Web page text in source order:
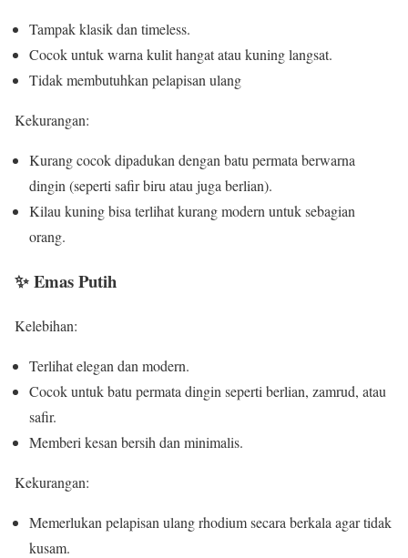
Tampak klasik dan timeless.
Cocok untuk warna kulit hangat atau kuning langsat.
Tidak membutuhkan pelapisan ulang
Kekurangan:
Kurang cocok dipadukan dengan batu permata berwarna
dingin (seperti safir biru atau juga berlian).
Kilau kuning bisa terlihat kurang modern untuk sebagian
orang.
✨ Emas Putih
Kelebihan:
Terlihat elegan dan modern.
Cocok untuk batu permata dingin seperti berlian, zamrud, atau
safir.
Memberi kesan bersih dan minimalis.
Kekurangan:
Memerlukan pelapisan ulang rhodium secara berkala agar tidak
kusam.